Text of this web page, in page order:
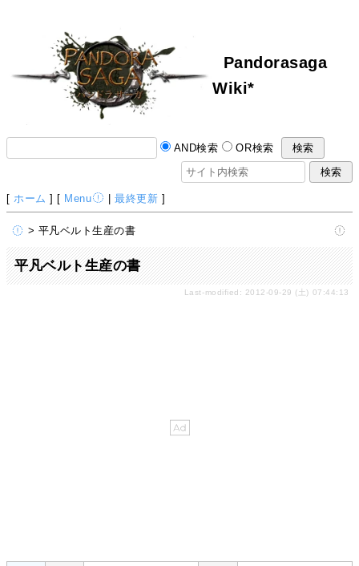
Pandorasaga
Wiki*
AND検索 OR検索
[ ホーム ] [ Menu |最終更新 ]
> 平凡ベルト生産の書
平凡ベルト生産の書
Last-modified: 2012-09-29 (土) 07:44:13